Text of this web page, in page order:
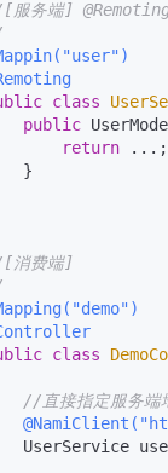
务端] @Remoting
class
public
return ...;
}
消费端]
class
//直接指定服务端
UserService